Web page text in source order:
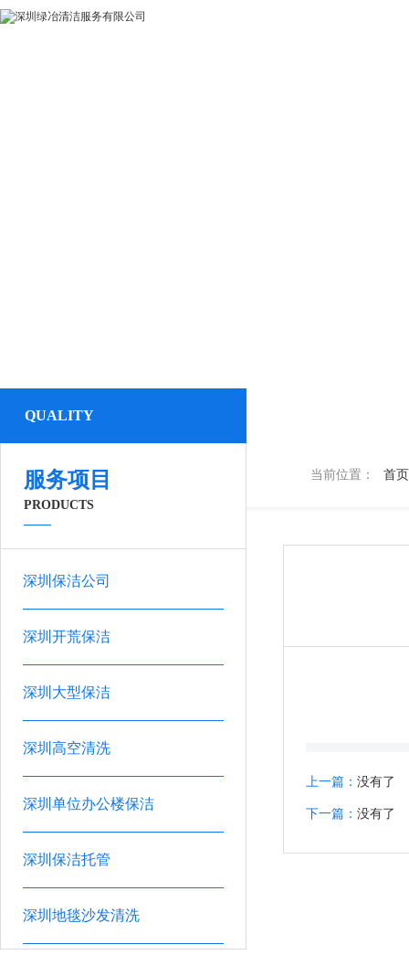
当前位置： 首页
QUALITY
服务项目
PRODUCTS
深圳保洁公司
深圳开荒保洁
深圳大型保洁
深圳高空清洗
深圳单位办公楼保洁
深圳保洁托管
深圳地毯沙发清洗
上一篇： 没有了
下一篇： 没有了